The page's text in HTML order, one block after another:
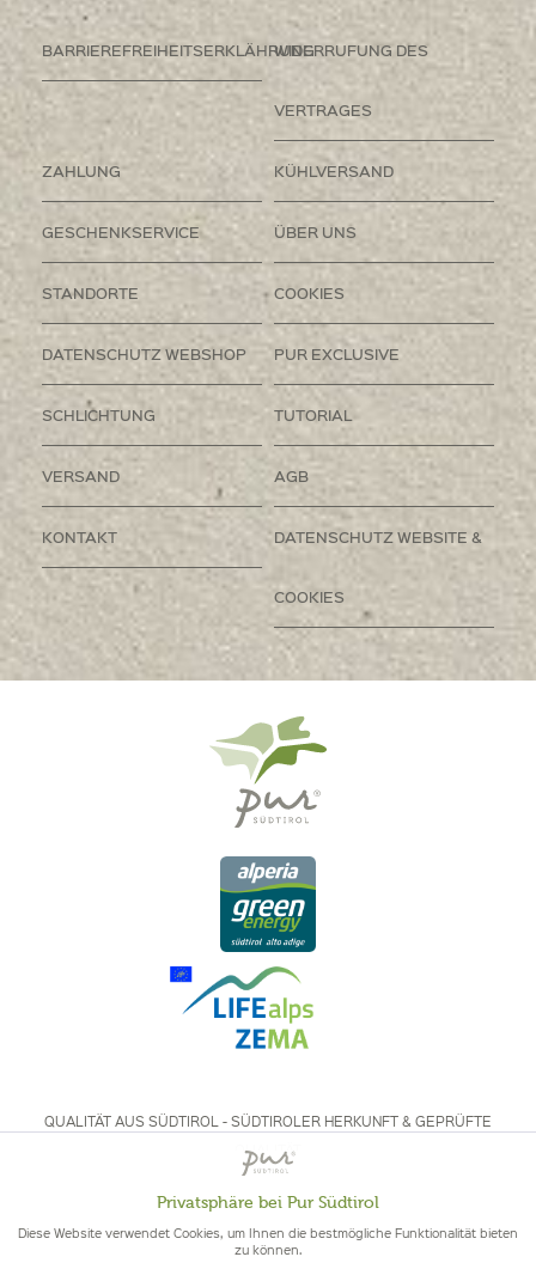
BARRIEREFREIHEITSERKLÄHRUNGWIDERRUFUNG DES
VERTRAGES
ZAHLUNG KÜHLVERSAND
GESCHENKSERVICE ÜBER UNS
STANDORTE COOKIES
DATENSCHUTZ WEBSHOP PUR EXCLUSIVE
SCHLICHTUNG TUTORIAL
VERSAND AGB
KONTAKT DATENSCHUTZ WEBSITE &
COOKIES
QUALITÄT AUS SÜDTIROL - SÜDTIROLER HERKUNFT & GEPRÜFTE
QUALITÄT
Aktiv
Privatsphäre bei Pur Südtirol
Diese Website verwendet Cookies, um Ihnen die bestmögliche Funktionalität bieten
zu können.